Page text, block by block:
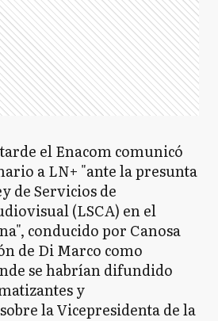
el Enacom comunicó
a LN+ "ante la presunta
de Servicios de
(LSCA) en el
conducido por Canosa
de Di Marco como
se habrían difundido
y
la Vicepresidenta de la